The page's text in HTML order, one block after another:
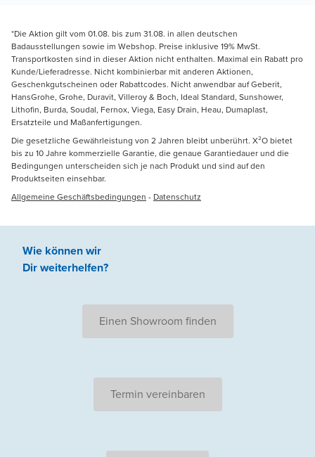
*Die Aktion gilt vom 01.08. bis zum 31.08. in allen deutschen
Badausstellungen sowie im Webshop. Preise inklusive 19% MwSt.
Transportkosten sind in dieser Aktion nicht enthalten. Maximal ein Rabatt pro
Kunde/Lieferadresse. Nicht kombinierbar mit anderen Aktionen,
Geschenkgutscheinen oder Rabattcodes. Nicht anwendbar auf Geberit,
HansGrohe, Grohe, Duravit, Villeroy & Boch, Ideal Standard, Sunshower,
Lithofin, Burda, Soudal, Fernox, Viega, Easy Drain, Heau, Dumaplast,
Ersatzteile und Maßanfertigungen.
Die gesetzliche Gewährleistung von 2 Jahren bleibt unberührt. X²O bietet
bis zu 10 Jahre kommerzielle Garantie, die genaue Garantiedauer und die
Bedingungen unterscheiden sich je nach Produkt und sind auf den
Produktseiten einsehbar.
Allgemeine Geschäftsbedingungen - Datenschutz
Wie können wir
Dir weiterhelfen?
Einen Showroom finden
Termin vereinbaren